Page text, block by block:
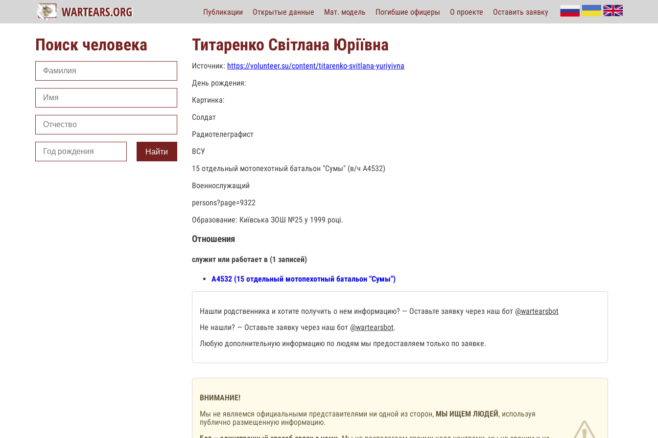
Публикации Открытые данные Мат. модель Погибшие офицеры О проекте Оставить заявку
Поиск человека
Найти
Титаренко Світлана Юріївна
Источник: https://volunteer.su/content/titarenko-svitlana-yuriyivna
День рождения:
Картинка:
Солдат
Радиотелеграфист
ВСУ
15 отдельный мотопехотный батальон "Сумы" (в/ч А4532)
Военнослужащий
persons?page=9322
Образование: Київська ЗОШ №25 у 1999 році.
Отношения
служит или работает в (1 записей)
А4532 (15 отдельный мотопехотный батальон "Сумы")
Нашли родственника и хотите получить о нем информацию? — Оставьте заявку через наш бот @wartearsbot
Не нашли? — Оставьте заявку через наш бот @wartearsbot.
Любую дополнительную информацию по людям мы предоставляем только по заявке.
ВНИМАНИЕ!
Мы не являемся официальными представителями ни одной из сторон, МЫ ИЩЕМ ЛЮДЕЙ, используя
публично размещенную информацию.